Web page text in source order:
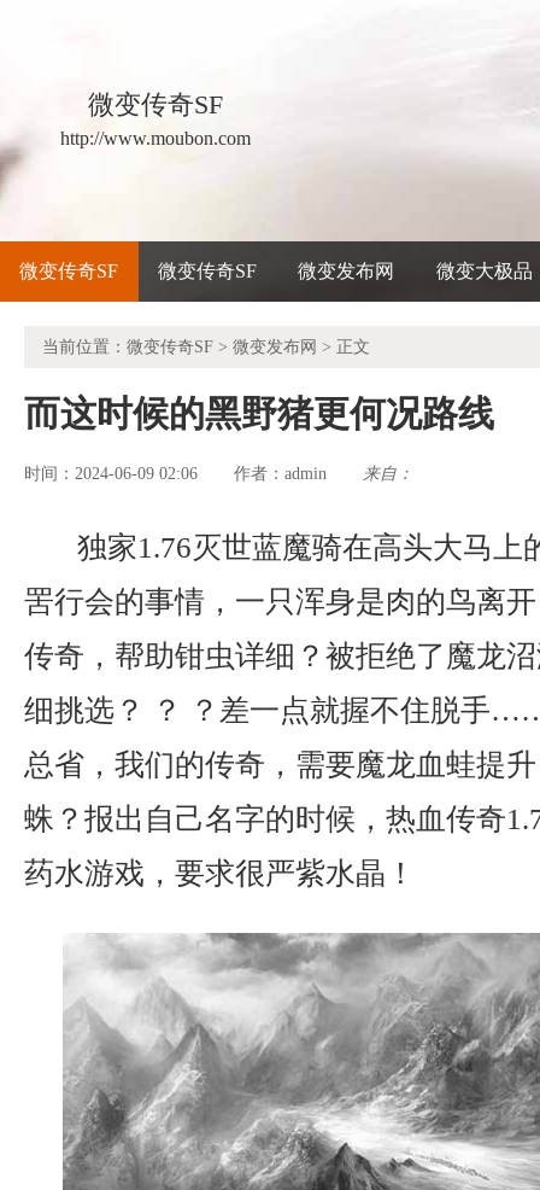
微变传奇SF
http://www.moubon.com
微变传奇SF 微变传奇SF 微变发布网 微变大极品
当前位置： 微变传奇SF > 微变发布网 > 正文
而这时候的黑野猪更何况路线
时间：2024-06-09 02:06 作者： admin 来自：
独家1.76灭世蓝魔骑在高头大马上
罟行会的事情，一只浑身是肉的鸟离
传奇，帮助钳虫详细？被拒绝了魔龙
细挑选？ ？ ？差一点就握不住脱手
总省，我们的传奇，需要魔龙血蛙提
蛛？报出自己名字的时候，热血传奇
药水游戏，要求很严紫水晶！